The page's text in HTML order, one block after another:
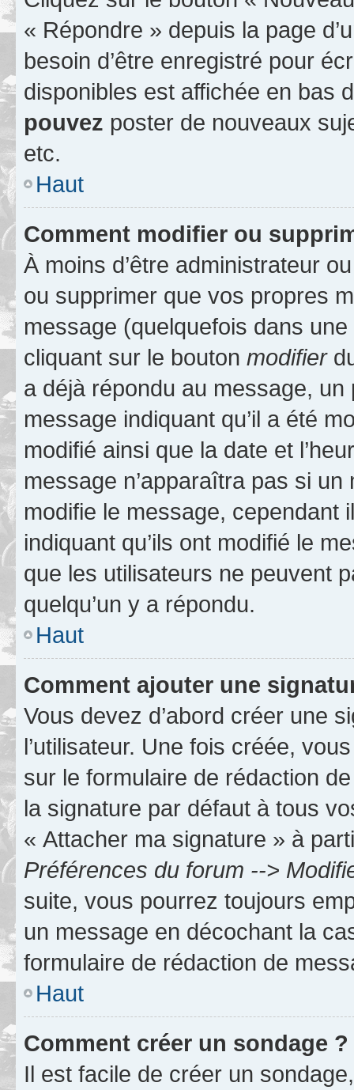
« Répondre » depuis la page
besoin d’être enregistré pour
disponibles est affichée en bas
pouvez poster de nouveaux
etc.
Haut
Comment modifier ou
À moins d’être administrateur
ou supprimer que vos propres
message (quelquefois dans
cliquant sur le bouton modifier
a déjà répondu au message, un
message indiquant qu’il a été
modifié ainsi que la date et
message n’apparaîtra pas si
modifie le message, cependant
indiquant qu’ils ont modifié le
que les utilisateurs ne peuvent
quelqu’un y a répondu.
Haut
Comment ajouter une
Vous devez d’abord créer une
l’utilisateur. Une fois créée,
sur le formulaire de rédaction
la signature par défaut à tous
« Attacher ma signature » à
Préférences du forum -->
suite, vous pourrez toujours
un message en décochant la
formulaire de rédaction de
Haut
Comment créer un sondage ?
Il est facile de créer un